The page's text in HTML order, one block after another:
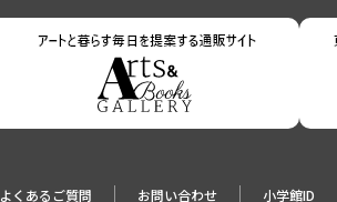
よくあるご質問 お問い合わせ 小学館ID